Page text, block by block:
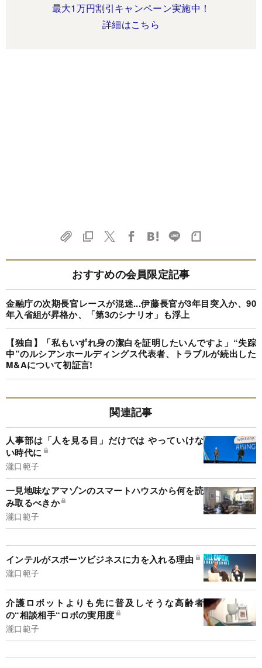
最大1万円割引キャンペーン実施中！
詳細はこちら
おすすめの会員限定記事
金融庁の次期長官レースが混迷...伊藤長官が3年目突入か、90
年入省組が昇格か、「第3のシナリオ」も浮上
【独自】「私もいずれ身の潔白を証明したいんですよ」“失踪
中”のルシアンホールディングス代表者、トラブルが続出した
M&Aについて初証言!
関連記事
人事部は「人を見る目」だけでは やっていけな
い時代に
瀧口範子
一見地味なアマゾンのスマートハウスから何を読
み取るべきか
瀧口範子
インテルがスポーツビジネスに力を入れる理由
瀧口範子
介護ロボットよりも先に普及しそうな高齢者
の“相談相手“ロボの実用度
瀧口範子